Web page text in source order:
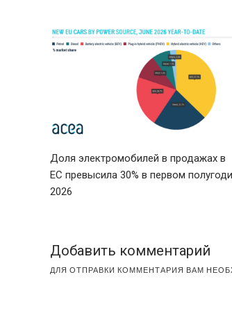
Доля электромобилей в продажах в
ЕС превысила 30% в первом
2026
Добавить комментарий
ДЛЯ ОТПРАВКИ КОММЕНТАРИЯ ВАМ